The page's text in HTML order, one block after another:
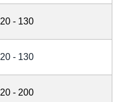
20 - 130
20 - 130
20 - 200